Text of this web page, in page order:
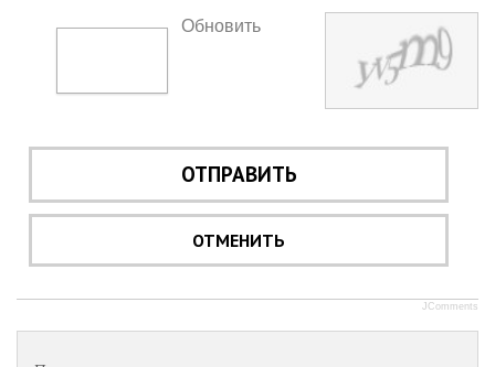
Обновить
ОТПРАВИТЬ
ОТМЕНИТЬ
JComments